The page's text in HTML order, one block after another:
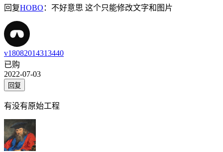
回复HOBO ： 不好意思 这个只能修改文字和图片
v18082014313440
已购
2022-07-03
回复
有没有原始工程